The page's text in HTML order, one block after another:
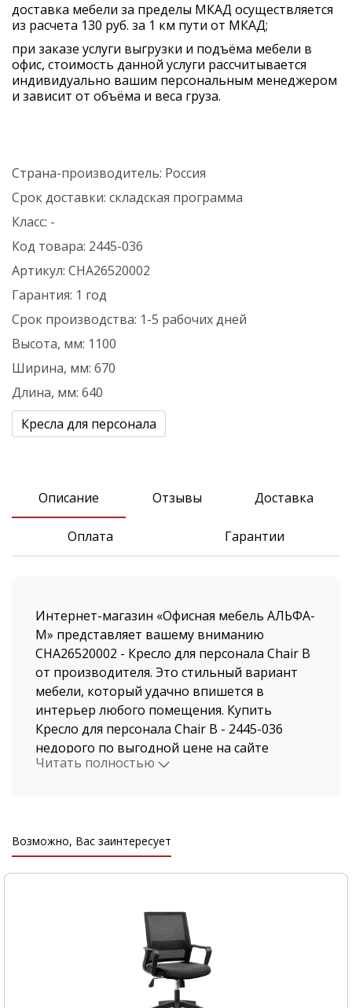
доставка мебели за пределы МКАД осуществляется
из расчета 130 руб. за 1 км пути от МКАД;
при заказе услуги выгрузки и подъёма мебели в
офис, стоимость данной услуги рассчитывается
индивидуально вашим персональным менеджером
и зависит от объёма и веса груза.
Страна-производитель: Россия
Срок доставки: складская программа
Класс: -
Код товара: 2445-036
Артикул: CHA26520002
Гарантия: 1 год
Срок производства: 1-5 рабочих дней
Высота, мм: 1100
Ширина, мм: 670
Длина, мм: 640
Кресла для персонала
Описание Отзывы Доставка
Оплата Гарантии
Интернет-магазин «Офисная мебель АЛЬФА-
М» представляет вашему вниманию
CHA26520002 - Кресло для персонала Chair B
от производителя. Это стильный вариант
мебели, который удачно впишется в
интерьер любого помещения. Купить
Кресло для персонала Chair B - 2445-036
недорого по выгодной цене на сайте
нашего магазина, можно не выходя из дома.
компании.
поразит даже самых привередливых
покупателей. Доставка осуществляется по
Москве и Московской области
автотранспортом компании ООО "Офисная
мебель АЛЬФА-М", а также по всем
Читать полностью
Возможно, Вас заинтересует